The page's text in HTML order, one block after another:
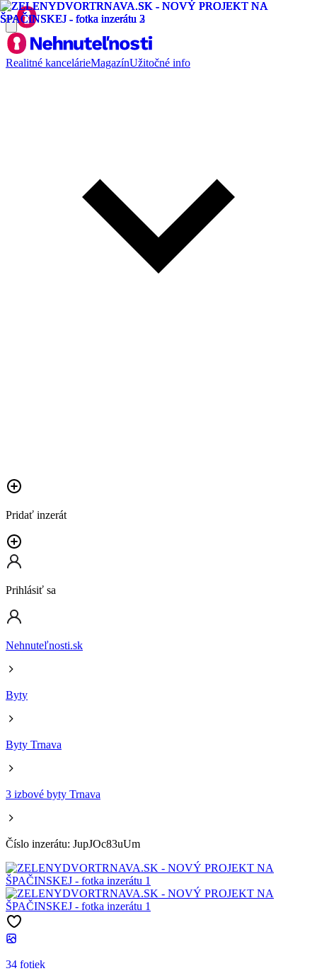
Realitné kancelárieMagazínUžitočné info
Pridať inzerát
Prihlásiť sa
Nehnuteľnosti.sk
Byty
Byty Trnava
3 izbové byty Trnava
Číslo inzerátu: JupJOc83uUm
34 fotiek